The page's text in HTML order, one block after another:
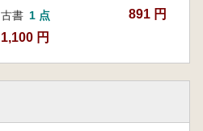
古書 1 点
1,100 円
891 円